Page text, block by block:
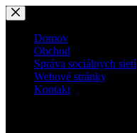
Domov
Obchod
Správa sociálnych sietí
Webové stránky
Kontakt